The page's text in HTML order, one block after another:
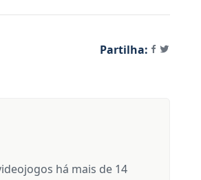
Partilha:
há mais de 14